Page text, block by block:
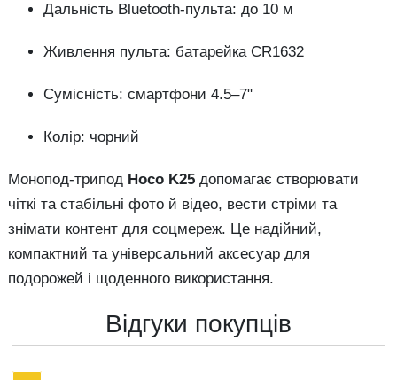
Дальність Bluetooth-пульта: до 10 м
Живлення пульта: батарейка CR1632
Сумісність: смартфони 4.5–7"
Колір: чорний
Монопод-трипод Hoco K25 допомагає створювати
чіткі та стабільні фото й відео, вести стріми та
знімати контент для соцмереж. Це надійний,
компактний та універсальний аксесуар для
подорожей і щоденного використання.
Відгуки покупців